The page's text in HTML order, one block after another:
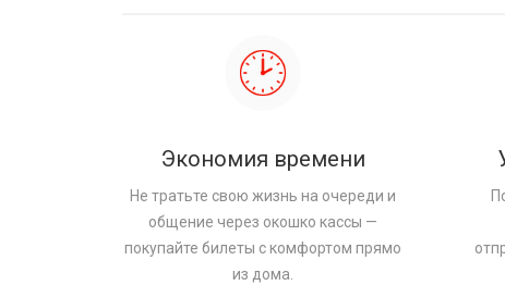
Экономия времени
Не тратьте свою жизнь на очереди и
общение через окошко кассы —
покупайте билеты с комфортом прямо
из дома.